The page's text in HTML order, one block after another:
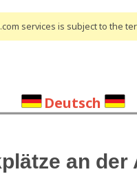
services is subject to the
Deutsch
an